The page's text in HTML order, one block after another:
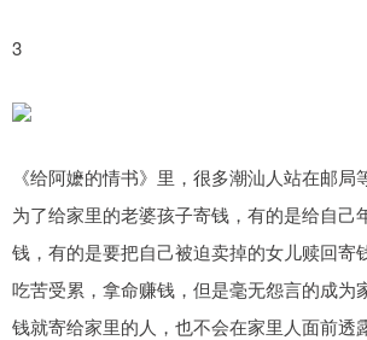
3
《给阿嬷的情书》里，很多潮汕人站在邮局
为了给家里的老婆孩子寄钱，有的是给自己
钱，有的是要把自己被迫卖掉的女儿赎回寄
吃苦受累，拿命赚钱，但是毫无怨言的成为
钱就寄给家里的人，也不会在家里人面前透